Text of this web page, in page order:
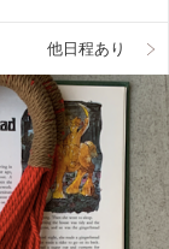
他日程あり